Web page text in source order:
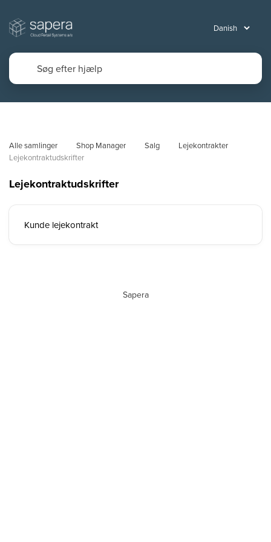
Alle samlinger Shop Manager Salg
Lejekontrakter
Lejekontraktudskrifter
Lejekontraktudskrifter
Kunde lejekontrakt
Sapera